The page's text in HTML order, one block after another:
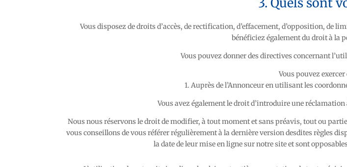
Vous disposez de droits d’accès, de rectification, d’effacement, d’opposition, de
bénéficiez également du droit à la
Vous pouvez donner des directives concernant
Vous pouvez exercer
1. Auprès de l’Annonceur en utilisant les
Vous avez également le droit d’introduire une
Nous nous réservons le droit de modifier, à tout moment et sans préavis, tout ou
vous conseillons de vous référer régulièrement à la dernière version desdites règles
la date de leur mise en ligne sur notre site et sont